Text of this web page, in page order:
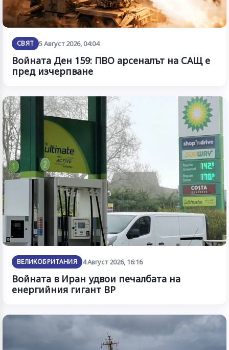
СВЯТ 5 Август 2026, 04:04
Войната Ден 159: ПВО арсеналът на САЩ е
пред изчерпване
ВЕЛИКОБРИТАНИЯ 4 Август 2026, 16:16
Войната в Иран удвои печалбата на
енергийния гигант BP